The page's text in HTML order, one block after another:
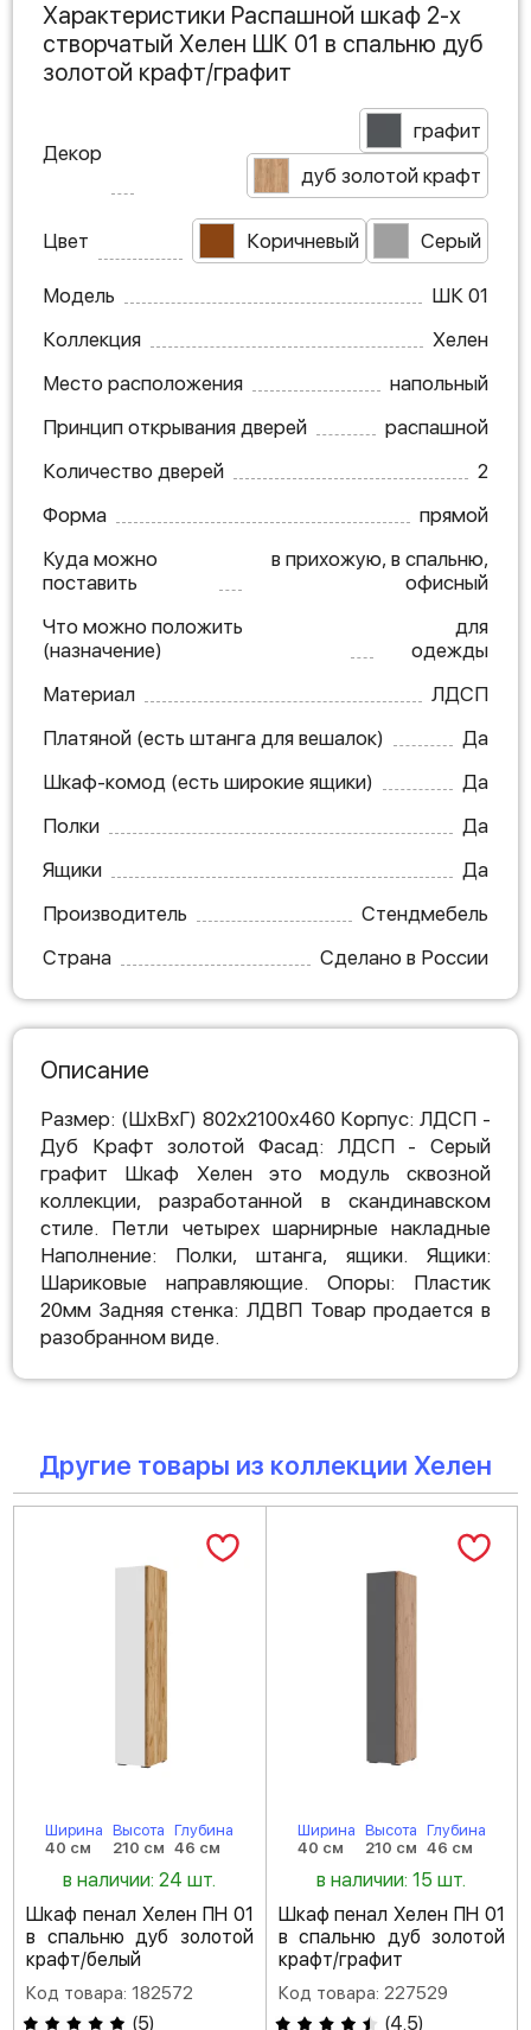
Характеристики Распашной шкаф 2-х
створчатый Хелен ШК 01 в спальню дуб
золотой крафт/графит
Декор
графит
дуб золотой крафт
Цвет Коричневый Серый
Модель
ШК 01
Коллекция
Хелен
Место расположения
напольный
Принцип открывания дверей
распашной
Количество дверей
2
Форма
прямой
Куда можно
поставить
в прихожую, в спальню,
офисный
Что можно положить
(назначение)
для
одежды
Материал
ЛДСП
Платяной (есть штанга для вешалок)
Да
Шкаф-комод (есть широкие ящики)
Да
Полки
Да
Ящики
Да
Производитель
Стендмебель
Страна
Сделано в России
Описание
Размер: (ШхВхГ) 802х2100х460 Корпус: ЛДСП -
Дуб Крафт золотой Фасад: ЛДСП - Серый
графит Шкаф Хелен это модуль сквозной
коллекции, разработанной в скандинавском
стиле. Петли четырех шарнирные накладные
Наполнение: Полки, штанга, ящики. Ящики:
Шариковые направляющие. Опоры: Пластик
20мм Задняя стенка: ЛДВП Товар продается в
разобранном виде.
Другие товары из коллекции Хелен
Ширина
40 см
Высота
210 см
Глубина
46 см
в наличии: 24 шт.
Шкаф пенал Хелен ПН 01
в спальню дуб золотой
крафт/белый
Код товара: 182572
(5)
Ширина
40 см
Высота
210 см
Глубина
46 см
в наличии: 15 шт.
Шкаф пенал Хелен ПН 01
в спальню дуб золотой
крафт/графит
Код товара: 227529
(4.5)